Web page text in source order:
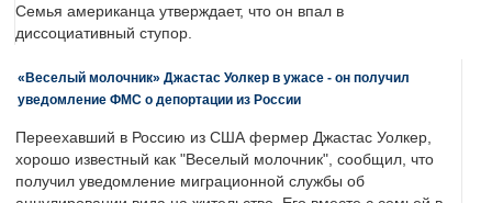
Семья американца утверждает, что он впал в
диссоциативный ступор.
«Веселый молочник» Джастас Уолкер в ужасе - он получил
уведомление ФМС о депортации из России
Переехавший в Россию из США фермер Джастас Уолкер,
хорошо известный как "Веселый молочник", сообщил, что
получил уведомление миграционной службы об